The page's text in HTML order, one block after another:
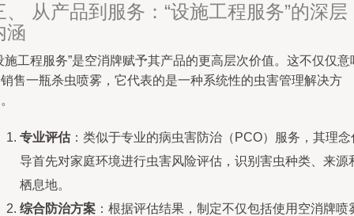
、 从产品到服务：“设施工程服务”的深层
涵
施工程服务”是空消牌赋予其产品的更高层次价值。这不仅仅意
售一瓶杀虫喷雾，它代表的是一种系统性的虫害管理解决方
专业评估：类似于专业的病虫害防治（PCO）服务，其理念
导首先对家庭环境进行虫害风险评估，识别害虫种类、来源
栖息地。
综合防治方案 ：根据评估结果，制定不仅包括使用空消牌喷